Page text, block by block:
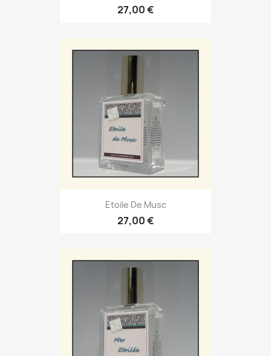
27,00 €
Etoile De Musc
27,00 €